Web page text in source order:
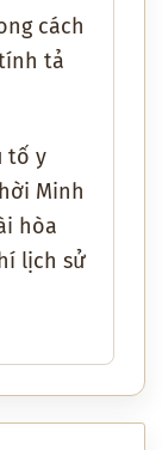
cách
tả
tố y
Minh
hòa
lịch sử